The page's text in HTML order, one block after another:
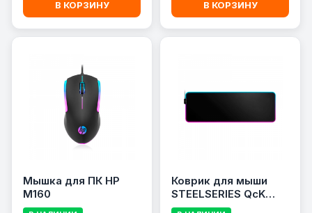
В КОРЗИНУ В КОРЗИНУ
Мышка для ПК HP
M160
Коврик для мыши
STEELSERIES QcK
PRISM XL